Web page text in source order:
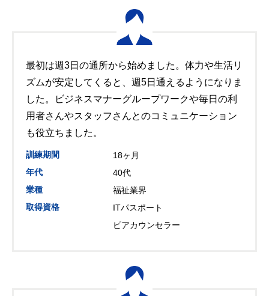
最初は週3日の通所から始めました。体力や生活リ
ズムが安定してくると、週5日通えるようになりま
した。ビジネスマナーグループワークや毎日の利
用者さんやスタッフさんとのコミュニケーション
も役立ちました。
訓練期間
18ヶ月
年代
40代
業種
福祉業界
取得資格
ITパスポート
ピアカウンセラー